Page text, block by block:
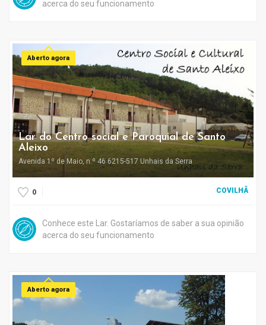
acerca do seu funcionamento
Aberto agora
Lar do Centro social e Paroquial de Santo
Aleixo
Avenida 1º de Maio, n.º 46 6215-517 Unhais da Serra
0 COVILHÃ
Conhece este Lar. Gostaríamos de saber a sua opinião
acerca do seu funcionamento
Aberto agora